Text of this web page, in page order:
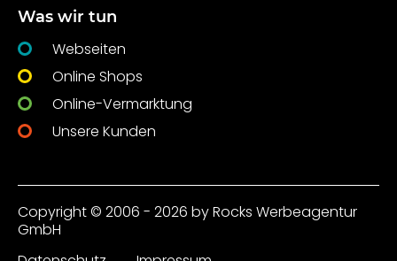
Was wir tun
Webseiten
Online Shops
Online-Vermarktung
Unsere Kunden
Copyright © 2006 - 2026 by Rocks Werbeagentur
GmbH